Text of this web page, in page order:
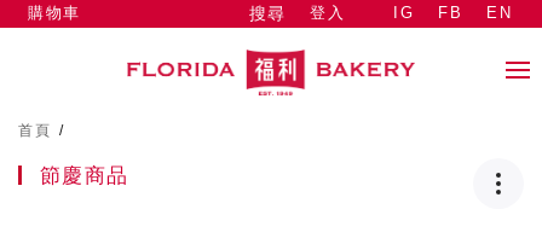
搜尋 登入
購物車 IG FB EN
首頁 /
節慶商品